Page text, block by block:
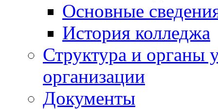
Основные
История колледжа
Структура и органы
организации
Документы